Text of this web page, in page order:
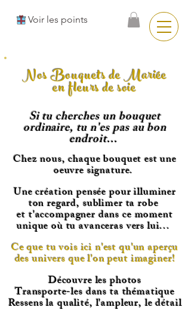
Voir les points
Nos Bouquets de Mariée
en fleurs de soie
Si tu cherches un bouquet
ordinaire, tu n'es pas au bon
endroit...
Chez nous, chaque bouquet est une
oeuvre signature.
Une création pensée pour illuminer
ton regard, sublimer ta robe
et t'accompagner dans ce moment
unique où tu avanceras vers lui...
Ce que tu vois ici n'est qu'un aperçu
des univers que l'on peut imaginer!
Découvre les photos
Transporte-les dans ta thématique
Ressens la qualité, l'ampleur, le détail